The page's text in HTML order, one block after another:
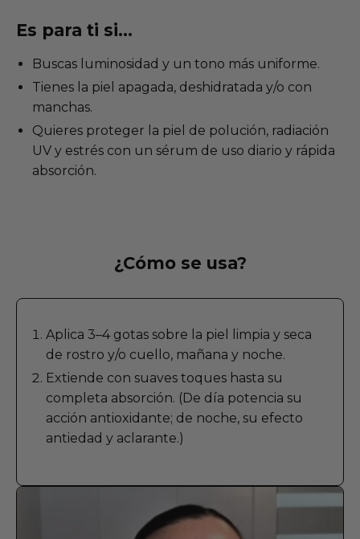
Es para ti si...
Buscas luminosidad y un tono más uniforme.
Tienes la piel apagada, deshidratada y/o con
manchas.
Quieres proteger la piel de polución, radiación
UV y estrés con un sérum de uso diario y rápida
absorción.
¿Cómo se usa?
Aplica 3–4 gotas sobre la piel limpia y seca
de rostro y/o cuello, mañana y noche.
Extiende con suaves toques hasta su
completa absorción. (De día potencia su
acción antioxidante; de noche, su efecto
antiedad y aclarante.)